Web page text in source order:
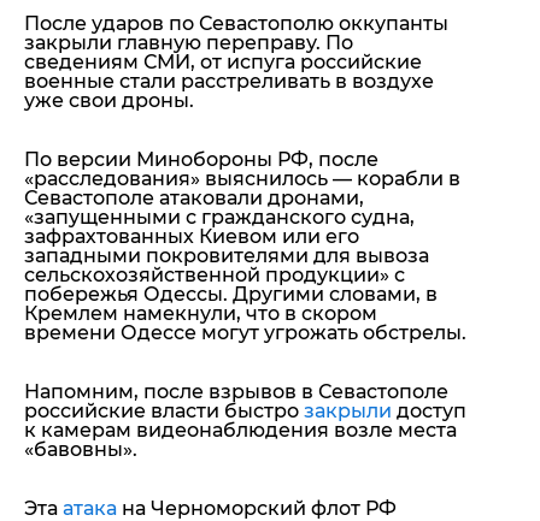
После ударов по Севастополю оккупанты
закрыли главную переправу. По
сведениям СМИ, от испуга российские
военные стали расстреливать в воздухе
уже свои дроны.
По версии Минобороны РФ, после
«расследования» выяснилось — корабли в
Севастополе атаковали дронами,
«запущенными с гражданского судна,
зафрахтованных Киевом или его
западными покровителями для вывоза
сельскохозяйственной продукции» с
побережья Одессы. Другими словами, в
Кремлем намекнули, что в скором
времени Одессе могут угрожать обстрелы.
Напомним, после взрывов в Севастополе
российские власти быстро закрыли доступ
к камерам видеонаблюдения возле места
«бавовны».
Эта атака на Черноморский флот РФ